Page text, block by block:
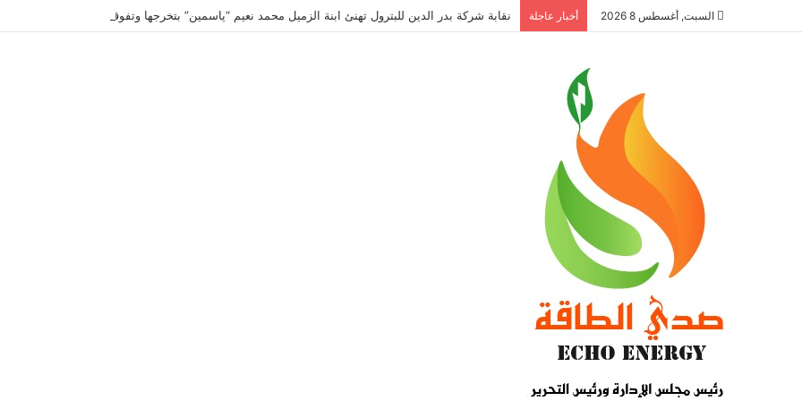
السبت, أغسطس 8 2026 أخبار عاجلة نقابة شركة بدر الدين للبترول تهنئ ابنة الزميل محمد نعيم “ياسمين” بتخرجها وتفوقها